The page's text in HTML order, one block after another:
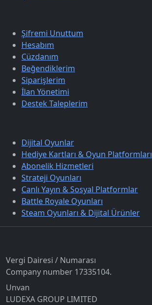
Şifremi Unuttum
Hesabım
Cüzdanım
Beğendiklerim
Siparişlerim
İlan Yönetimi
Destek Taleplerim
Dijital Oyunlar
Hediye Kartları & Oyun Platformları
Abonelik Hizmetleri
Strateji Oyunları
Canlı Yayın & Sosyal Platformlar
Battle Royale Oyunları
Steam Oyunları & Dijital Ürünler
Vergi Dairesi / Numarası
Company number 17335104.
Unvan
LUDEXA GROUP LIMITED